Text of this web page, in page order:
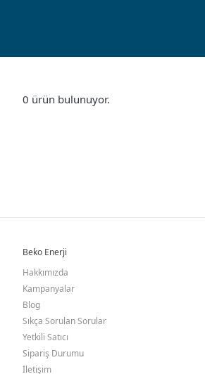
0 ürün bulunuyor.
Beko Enerji
Hakkımızda
Kampanyalar
Blog
Sıkça Sorulan Sorular
Yetkili Satıcı
Sipariş Durumu
İletişim